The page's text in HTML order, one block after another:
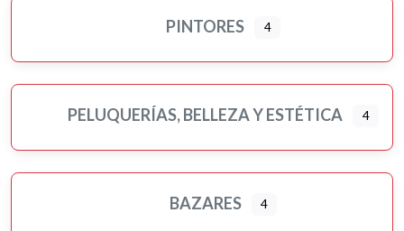
PINTORES 4
PELUQUERÍAS, BELLEZA Y ESTÉTICA 4
BAZARES 4